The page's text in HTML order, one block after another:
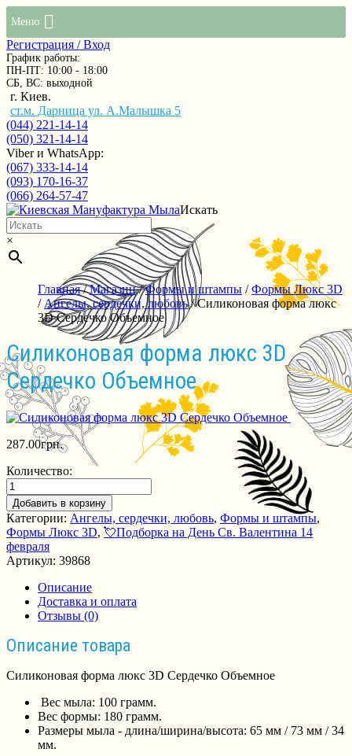
Меню
Регистрация / Вход
График работы:
ПН-ПТ: 10:00 - 18:00
СБ, ВС: выходной
г. Киев.
ст.м. Дарница ул. А.Малышка 5
(044) 221-14-14
(050) 321-14-14
Viber и WhatsApp:
(067) 333-14-14
(093) 170-16-37
(066) 264-57-47
Искать
×
Главная/Магазин/Формы и штампы /Формы Люкс 3D
/ Ангелы, сердечки, любовь/ Силиконовая форма люкс
3D Сердечко Объемное
Силиконовая форма люкс 3D
Сердечко Объемное
287.00грн.
Количество:
Добавить в корзину
Категории: Ангелы, сердечки, любовь, Формы и штампы,
Формы Люкс 3D, 💘Подборка на День Св. Валентина 14
февраля
Артикул: 39868
Описание
Доставка и оплата
Отзывы (0)
Описание товара
Силиконовая форма люкс 3D Сердечко Объемное
Вес мыла: 100 грамм.
Вес формы: 180 грамм.
Размеры мыла - длина/ширина/высота: 65 мм / 73 мм / 34
мм.